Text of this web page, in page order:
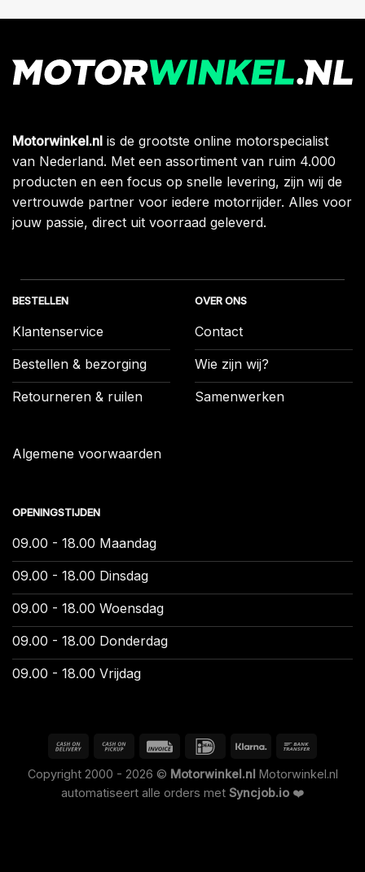
Motorwinkel.nl is de grootste online motorspecialist
van Nederland. Met een assortiment van ruim 4.000
producten en een focus op snelle levering, zijn wij de
vertrouwde partner voor iedere motorrijder. Alles voor
jouw passie, direct uit voorraad geleverd.
BESTELLEN
Klantenservice
Bestellen & bezorging
Retourneren & ruilen
Algemene voorwaarden
OVER ONS
Contact
Wie zijn wij?
Samenwerken
OPENINGSTIJDEN
09.00 - 18.00 Maandag
09.00 - 18.00 Dinsdag
09.00 - 18.00 Woensdag
09.00 - 18.00 Donderdag
09.00 - 18.00 Vrijdag
Copyright 2000 - 2026 © Motorwinkel.nl Motorwinkel.nl
automatiseert alle orders met Syncjob.io ❤️